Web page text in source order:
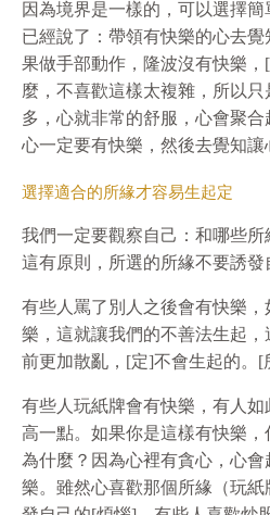
因為境界是一樣的，可以選擇
已經說了：帶領有快樂的心去
果做手部動作，隆波沒有快樂
麼，不喜歡這樣太複雜，所以
多，心就非常的舒服，心會聚合
心一定要有快樂，然後去覺知讓
選擇適合的所緣才容易生起定
我們一定要觀察自己：和哪些所
這有原則，所選的所緣不要誘發
有些人罵了別人之後會有快樂
樂，這就讓我們的不善法生起
前更加散亂，[定]不會生起的。
有些人玩紙牌會有快樂，有人
高一點。如果你是這樣有快樂，
為什麼？因為心裡有貪心，心
樂。雖然心喜歡那個所緣（玩